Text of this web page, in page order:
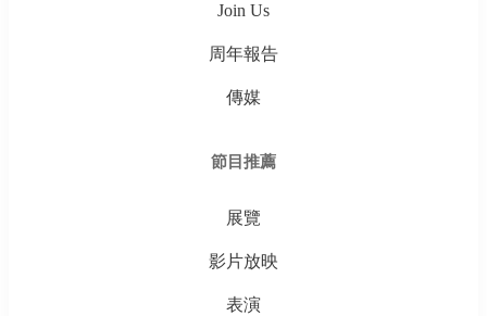
Join Us
周年報告
傳媒
節目推薦
展覽
影片放映
表演